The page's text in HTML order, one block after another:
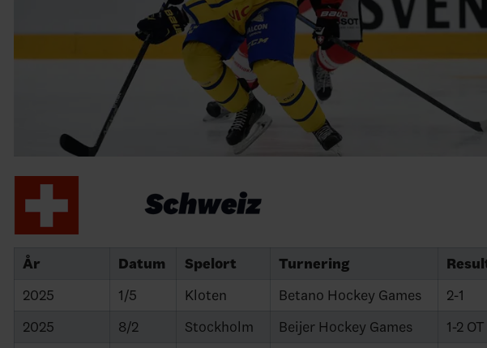
År Datum Spelort Turnering
2025
1/5 Kloten Betano Hockey Games
2-1
2025
8/2 Stockholm Beijer Hockey Games
1-2 OT